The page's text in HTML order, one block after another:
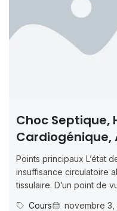
Choc Septique,
Points principaux L’état
insuffisance circulatoire
tissulaire. D’un point de
Cours
novembre 3,